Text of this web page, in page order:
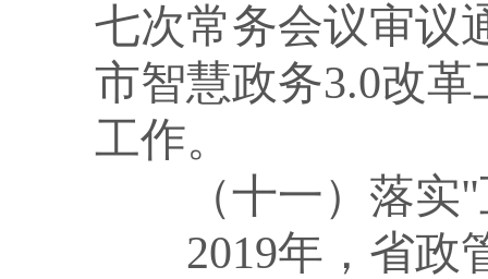
七次常务会议审议
市智慧政务3.0改
工作。
（十一）落实
2019年，省政